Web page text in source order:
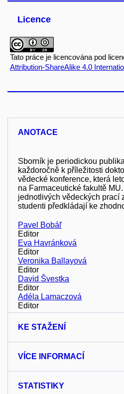
Licence
Tato práce je licencována pod
Attribution-ShareAlike 4.0
ANOTACE
Sborník je periodickou
každoročně k příležitosti
vědecké konference, která
na Farmaceutické fakultě
jednotlivých vědeckých prací
studenti předkládají ke
Pavel Bobáľ
Editor
Eva Havránková
Editor
Veronika Ballayová
Editor
David Švestka
Editor
Adéla Lamaczová
Editor
KE STAŽENÍ
VÍCE INFORMACÍ
STATISTIKY